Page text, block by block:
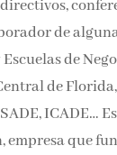
de
y
la
de